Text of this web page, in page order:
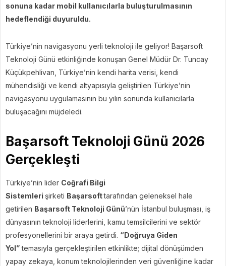
sonuna kadar mobil kullanıcılarla buluşturulmasının
hedeflendiği duyuruldu.
Türkiye’nin navigasyonu yerli teknoloji ile geliyor! Başarsoft
Teknoloji Günü etkinliğinde konuşan Genel Müdür Dr. Tuncay
Küçükpehlivan, Türkiye’nin kendi harita verisi, kendi
mühendisliği ve kendi altyapısıyla geliştirilen Türkiye’nin
navigasyonu uygulamasının bu yılın sonunda kullanıcılarla
buluşacağını müjdeledi.
Başarsoft Teknoloji Günü 2026
Gerçekleşti
Türkiye’nin lider Coğrafi Bilgi
Sistemleri şirketi Başarsofttarafından geleneksel hale
getirilen Başarsoft Teknoloji Günü’nün İstanbul buluşması, iş
dünyasının teknoloji liderlerini, kamu temsilcilerini ve sektör
profesyonellerini bir araya getirdi. “Doğruya Giden
Yol”temasıyla gerçekleştirilen etkinlikte; dijital dönüşümden
yapay zekaya, konum teknolojilerinden veri güvenliğine kadar